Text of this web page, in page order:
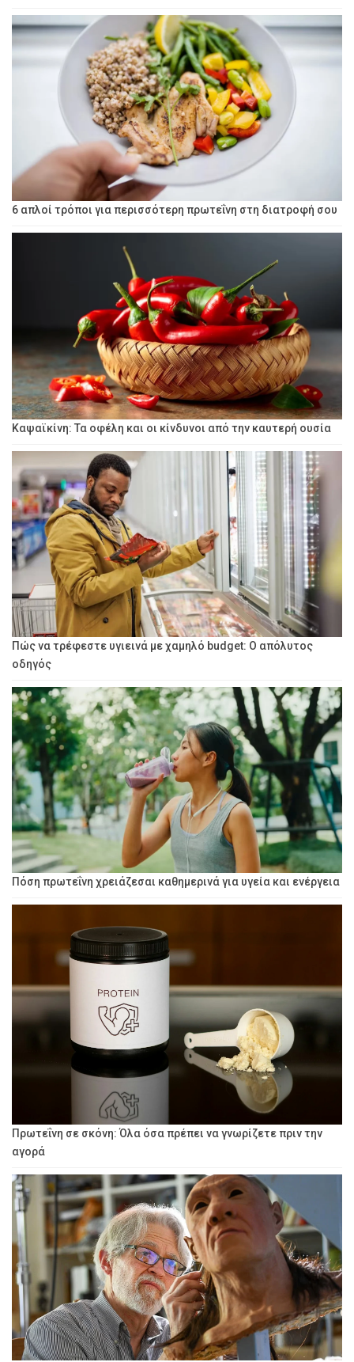
6 απλοί τρόποι για περισσότερη πρωτεΐνη στη διατροφή σου
Καψαϊκίνη: Τα οφέλη και οι κίνδυνοι από την καυτερή ουσία
Πώς να τρέφεστε υγιεινά με χαμηλό budget: Ο απόλυτος
οδηγός
Πόση πρωτεΐνη χρειάζεσαι καθημερινά για υγεία και ενέργεια
Πρωτεΐνη σε σκόνη: Όλα όσα πρέπει να γνωρίζετε πριν την
αγορά